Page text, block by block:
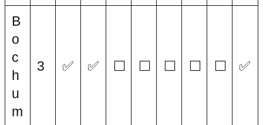
B
o
c
h
u
m
3 ✅ ✅ ⬜ ⬜ ⬜ ⬜ ⬜ ✅